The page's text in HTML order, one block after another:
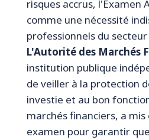
risques accrus, l'Examen
comme une nécessité
professionnels du secteur
L'Autorité des Marchés
institution publique
de veiller à la protection
investie et au bon
marchés financiers, a mis
examen pour garantir